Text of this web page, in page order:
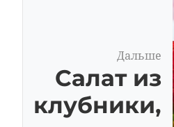
Дальше
Салат из
клубники,